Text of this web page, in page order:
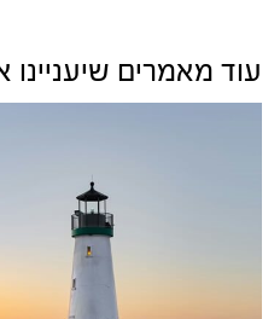
עוד מאמרים שיעניינו